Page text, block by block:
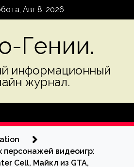
Авг 8, 2026
Гении.
информационный
журнал.
персонажей видеоигр:
Cell, Майкл из GTA,